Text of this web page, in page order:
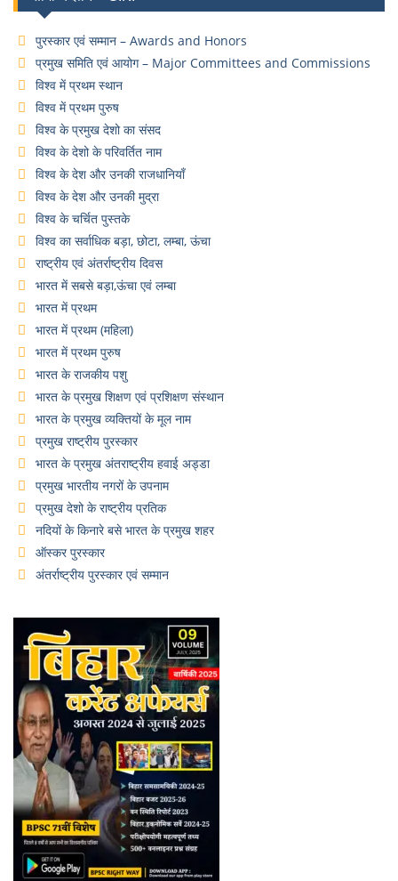
पुरस्कार एवं सम्मान – Awards and Honors
प्रमुख समिति एवं आयोग – Major Committees and Commissions
विश्व में प्रथम स्थान
विश्व में प्रथम पुरुष
विश्व के प्रमुख देशो का संसद
विश्व के देशो के परिवर्तित नाम
विश्व के देश और उनकी राजधानियाँ
विश्व के देश और उनकी मुद्रा
विश्व के चर्चित पुस्तके
विश्व का सर्वाधिक बड़ा, छोटा, लम्बा, ऊंचा
राष्ट्रीय एवं अंतर्राष्ट्रीय दिवस
भारत में सबसे बड़ा,ऊंचा एवं लम्बा
भारत में प्रथम
भारत में प्रथम (महिला)
भारत में प्रथम पुरुष
भारत के राजकीय पशु
भारत के प्रमुख शिक्षण एवं प्रशिक्षण संस्थान
भारत के प्रमुख व्यक्तियों के मूल नाम
प्रमुख राष्ट्रीय पुरस्कार
भारत के प्रमुख अंतराष्ट्रीय हवाई अड्डा
प्रमुख भारतीय नगरों के उपनाम
प्रमुख देशो के राष्ट्रीय प्रतिक
नदियों के किनारे बसे भारत के प्रमुख शहर
ऑस्कर पुरस्कार
अंतर्राष्ट्रीय पुरस्कार एवं सम्मान